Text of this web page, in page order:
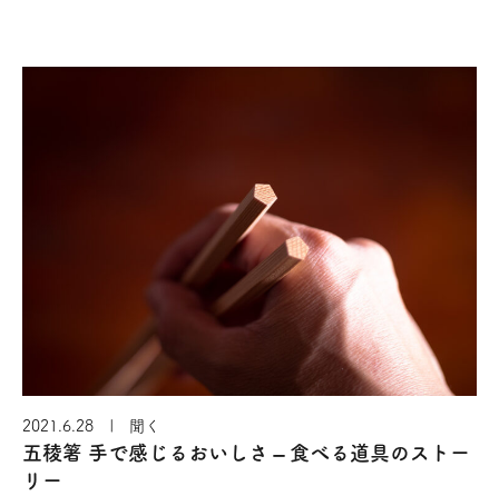
2021.6.28 | 聞く
五稜箸 手で感じるおいしさ – 食べる道具のストー
リー